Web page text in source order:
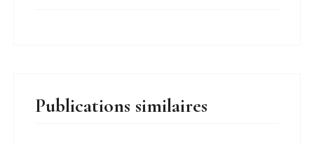
Publications similaires